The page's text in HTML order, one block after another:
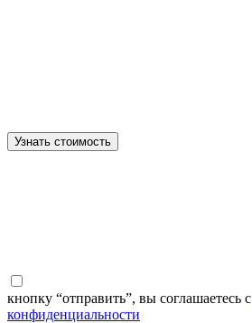
Узнать стоимость
кнопку “отправить”, вы соглашаетесь с
конфиденциальности